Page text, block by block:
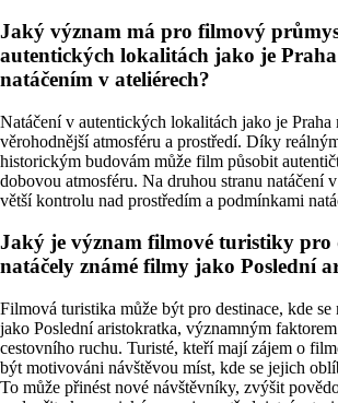
Jaký význam má pro filmový
autentických lokalitách jako je
natáčením v ateliérech?
Natáčení v autentických lokalitách jako je Praha
věrohodnější atmosféru a prostředí. Díky
historickým budovám může film působit
dobovou atmosféru. Na druhou stranu natáčení
větší kontrolu nad prostředím a podmínkami
Jaký je význam filmové turistiky pro
natáčely známé filmy jako Poslední
Filmová turistika může být pro destinace, kde
jako Poslední aristokratka, významným
cestovního ruchu. Turisté, kteří mají zájem o
být motivováni návštěvou míst, kde se jejich
To může přinést nové návštěvníky, zvýšit